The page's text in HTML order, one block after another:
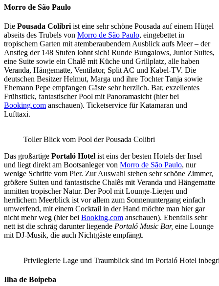
Morro de São Paulo
Die Pousada Colibri ist eine sehr schöne Pousada auf einem Hügel
abseits des Trubels von Morro de São Paulo, eingebettet in
tropischem Garten mit atemberaubendem Ausblick aufs Meer – der
Anstieg der 148 Stufen lohnt sich! Runde Bungalows, Junior Suites,
eine Suite sowie ein Chalê mit Küche und Grillplatz, alle haben
Veranda, Hängematte, Ventilator, Split AC und Kabel-TV. Die
deutschen Besitzer Helmut, Marga und ihre Tochter Tanja sowie
Ehemann Pepe empfangen Gäste sehr herzlich. Bar, exzellentes
Frühstück, fantastischer Pool mit Panoramasicht (hier bei
Booking.com anschauen). Ticketservice für Katamaran und
Lufttaxi.
Toller Blick vom Pool der Pousada Colibri
Das großartige Portaló Hotel ist eins der besten Hotels der Insel
und liegt direkt am Bootsanleger von Morro de São Paulo, nur
wenige Schritte vom Pier. Zur Auswahl stehen sehr schöne Zimmer,
größere Suiten und fantastische Chalês mit Veranda und Hängematte
inmitten tropischer Natur. Der Pool mit Lounge-Liegen und
herrlichem Meerblick ist vor allem zum Sonnenuntergang einfach
umwerfend, mit einem Cocktail in der Hand möchte man hier gar
nicht mehr weg (hier bei Booking.com anschauen). Ebenfalls sehr
nett ist die schräg darunter liegende Portaló Music Bar, eine Lounge
mit DJ-Musik, die auch Nichtgäste empfängt.
Privilegierte Lage und Traumblick sind im Portaló Hotel
Ilha de Boipeba